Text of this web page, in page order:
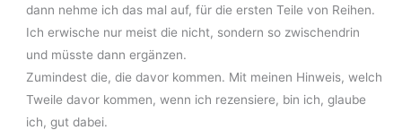
dann nehme ich das mal auf, für die ersten Teile von Reihen.
Ich erwische nur meist die nicht, sondern so zwischendrin
und müsste dann ergänzen.
Zumindest die, die davor kommen. Mit meinen Hinweis, welch
Tweile davor kommen, wenn ich rezensiere, bin ich, glaube
ich, gut dabei.